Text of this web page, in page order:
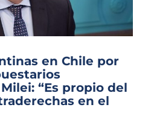
Clásica
en Chile por
“Es propio del
en el